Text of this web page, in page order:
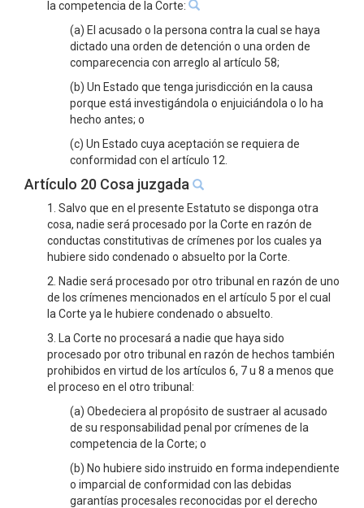
la competencia de la Corte:
(a) El acusado o la persona contra la cual se haya
dictado una orden de detención o una orden de
comparecencia con arreglo al artículo 58;
(b) Un Estado que tenga jurisdicción en la causa
porque está investigándola o enjuiciándola o lo ha
hecho antes; o
(c) Un Estado cuya aceptación se requiera de
conformidad con el artículo 12.
Artículo 20 Cosa juzgada
1. Salvo que en el presente Estatuto se disponga otra
cosa, nadie será procesado por la Corte en razón de
conductas constitutivas de crímenes por los cuales ya
hubiere sido condenado o absuelto por la Corte.
2. Nadie será procesado por otro tribunal en razón de uno
de los crímenes mencionados en el artículo 5 por el cual
la Corte ya le hubiere condenado o absuelto.
3. La Corte no procesará a nadie que haya sido
procesado por otro tribunal en razón de hechos también
prohibidos en virtud de los artículos 6, 7 u 8 a menos que
el proceso en el otro tribunal:
(a) Obedeciera al propósito de sustraer al acusado
de su responsabilidad penal por crímenes de la
competencia de la Corte; o
(b) No hubiere sido instruido en forma independiente
o imparcial de conformidad con las debidas
garantías procesales reconocidas por el derecho